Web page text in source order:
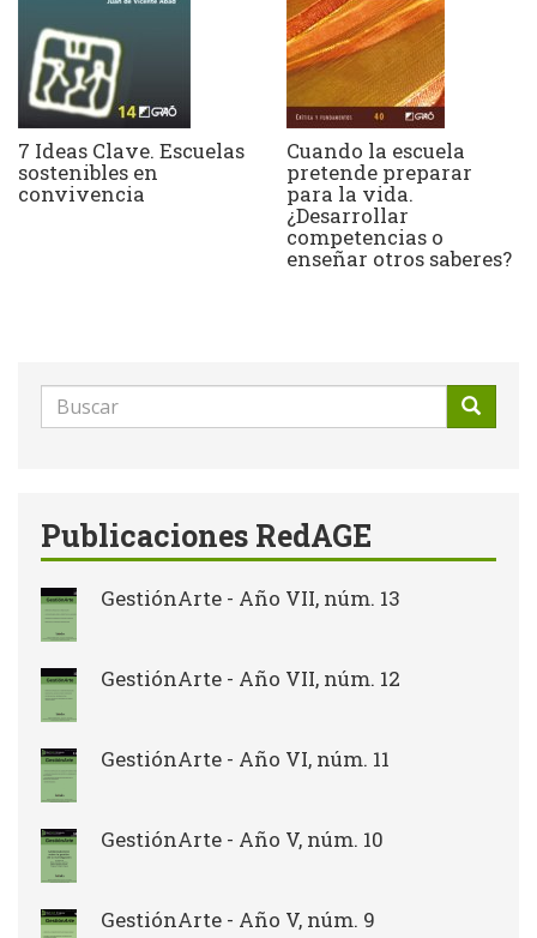
7 Ideas Clave. Escuelas
sostenibles en
convivencia
Cuando la escuela
pretende preparar
para la vida.
¿Desarrollar
competencias o
enseñar otros saberes?
Formulario
de
Publicaciones RedAGE
GestiónArte - Año VII, núm. 13
GestiónArte - Año VII, núm. 12
GestiónArte - Año VI, núm. 11
GestiónArte - Año V, núm. 10
GestiónArte - Año V, núm. 9